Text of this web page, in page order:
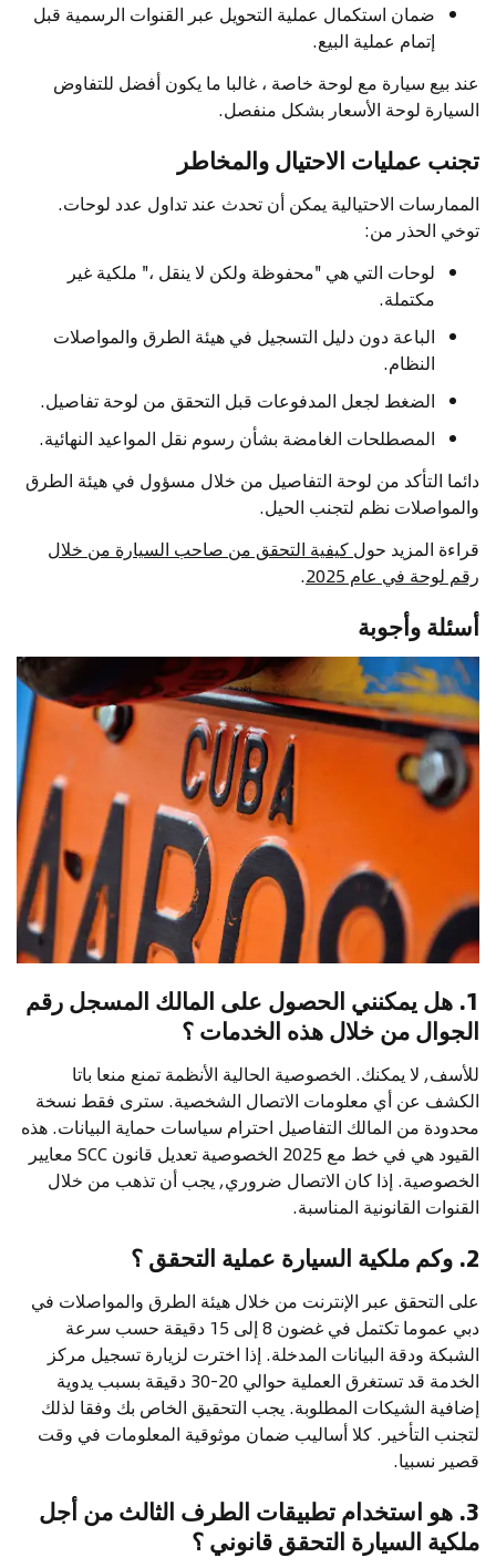
ضمان استكمال عملية التحويل عبر القنوات الرسمية قبل
إتمام عملية البيع.
عند بيع سيارة مع لوحة خاصة ، غالبا ما يكون أفضل للتفاوض
السيارة لوحة الأسعار بشكل منفصل.
تجنب عمليات الاحتيال والمخاطر
الممارسات الاحتيالية يمكن أن تحدث عند تداول عدد لوحات.
توخي الحذر من:
لوحات التي هي "محفوظة ولكن لا ينقل ،" ملكية غير
مكتملة.
الباعة دون دليل التسجيل في هيئة الطرق والمواصلات
النظام.
الضغط لجعل المدفوعات قبل التحقق من لوحة تفاصيل.
المصطلحات الغامضة بشأن رسوم نقل المواعيد النهائية.
دائما التأكد من لوحة التفاصيل من خلال مسؤول في هيئة الطرق
والمواصلات نظم لتجنب الحيل.
قراءة المزيد حول كيفية التحقق من صاحب السيارة من خلال
رقم لوحة في عام 2025
.
أسئلة وأجوبة
1. هل يمكنني الحصول على المالك المسجل رقم
الجوال من خلال هذه الخدمات ؟
للأسف, لا يمكنك. الخصوصية الحالية الأنظمة تمنع منعا باتا
الكشف عن أي معلومات الاتصال الشخصية. سترى فقط نسخة
محدودة من المالك التفاصيل احترام سياسات حماية البيانات. هذه
القيود هي في خط مع 2025 الخصوصية تعديل قانون SCC معايير
الخصوصية. إذا كان الاتصال ضروري, يجب أن تذهب من خلال
القنوات القانونية المناسبة.
2. وكم ملكية السيارة عملية التحقق ؟
على التحقق عبر الإنترنت من خلال هيئة الطرق والمواصلات في
دبي عموما تكتمل في غضون 8 إلى 15 دقيقة حسب سرعة
الشبكة ودقة البيانات المدخلة. إذا اخترت لزيارة تسجيل مركز
الخدمة قد تستغرق العملية حوالي 20-30 دقيقة بسبب يدوية
إضافية الشيكات المطلوبة. يجب التحقيق الخاص بك وفقا لذلك
لتجنب التأخير. كلا أساليب ضمان موثوقية المعلومات في وقت
قصير نسبيا.
3. هو استخدام تطبيقات الطرف الثالث من أجل
ملكية السيارة التحقق قانوني ؟